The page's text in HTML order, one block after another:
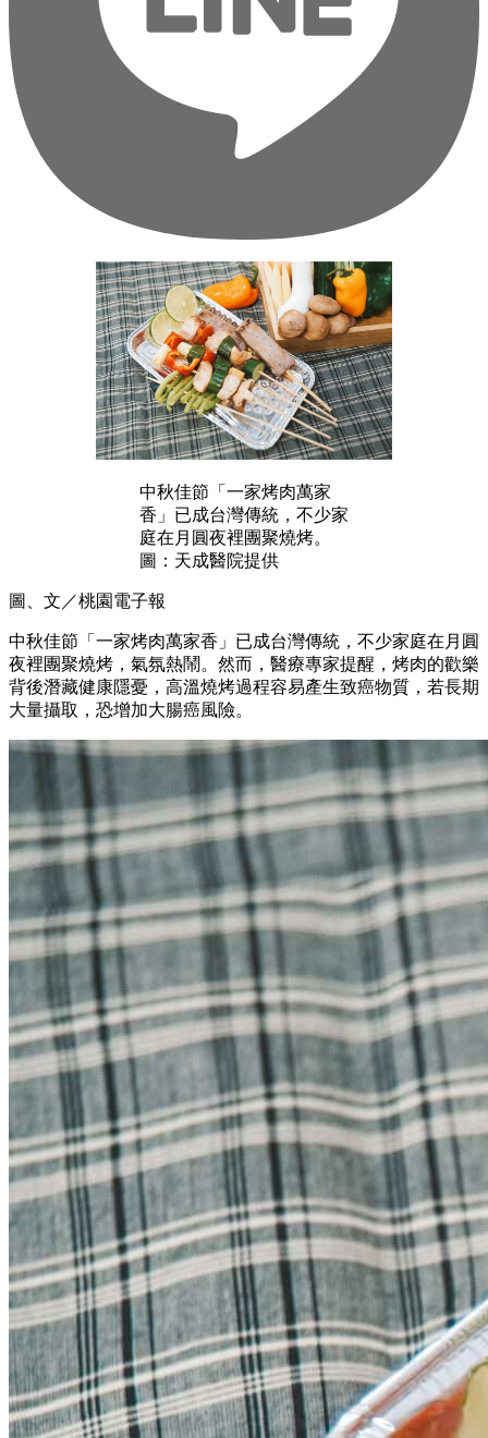
中秋佳節「一家烤肉萬家
香」已成台灣傳統，不少家
庭在月圓夜裡團聚燒烤。
圖：天成醫院提供
圖、文／桃園電子報
中秋佳節「一家烤肉萬家香」已成台灣傳統，不少家庭在月圓
夜裡團聚燒烤，氣氛熱鬧。然而，醫療專家提醒，烤肉的歡樂
背後潛藏健康隱憂，高溫燒烤過程容易產生致癌物質，若長期
大量攝取，恐增加大腸癌風險。